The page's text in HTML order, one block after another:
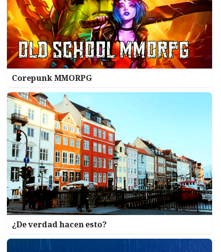
Corepunk MMORPG
¿De verdad hacen esto?